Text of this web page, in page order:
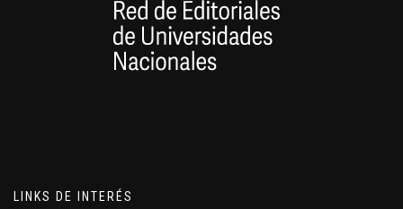
LINKS DE INTERÉS